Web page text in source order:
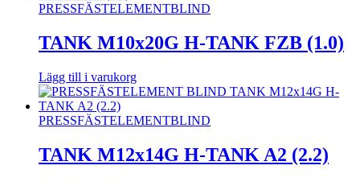
PRESSFÄSTELEMENTBLIND
TANK M10x20G H-TANK FZB (1.0)
Lägg till i varukorg
PRESSFÄSTELEMENTBLIND
TANK M12x14G H-TANK A2 (2.2)